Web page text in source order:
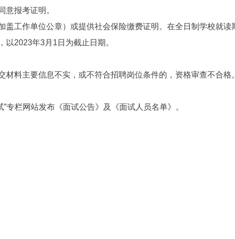
意报考证明。
工作单位公章）或提供社会保险缴费证明。在全日制学校就读
2023年3月1日为截止日期。
料主要信息不实，或不符合招聘岗位条件的，资格审查不合格。
专栏网站发布《面试公告》及《面试人员名单》。